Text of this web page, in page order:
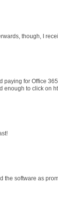
though, I
paying for Office
enough to click on
the software as